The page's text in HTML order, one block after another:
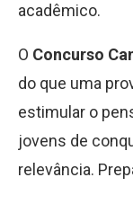
acadêmico.
O Concurso
do que uma
estimular o
jovens de
relevância.